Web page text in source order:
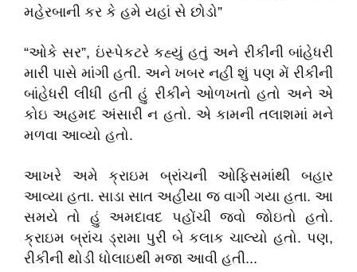
મહેરબાની કર કે હમે યહાં સે છોડો”
“ઓકે સર”, ઇંસ્પેકટરે કહ્યું હતું અને રીકીની બાંહેધરી
મારી પાસે માંગી હતી. અને ખબર નહી શું પણ મેં રીકીની
બાંહેધરી લીધી હતી હું રીકીને ઓળખતો હતો અને એ
કોઇ અહમદ અંસારી ન હતો. એ કામની તલાશમાં મને
મળવા આવ્યો હતો.
આખરે અમે ક્રાઇમ બ્રાંચની ઓફિસમાંથી બહાર
આવ્યા હતા. સાડા સાત અહીંયા જ વાગી ગયા હતા. આ
સમયે તો હું અમદાવદ પહોંચી જવો જોઇતો હતો.
ક્રાઇમ બ્રાંચ ડ્રામા પુરી બે કલાક ચાલ્યો હતો. પણ,
રીકીની થોડી ધોલાઇથી મજા આવી હતી...